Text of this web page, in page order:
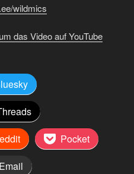
wildmics
das Video auf YouTube
Pocket
Email